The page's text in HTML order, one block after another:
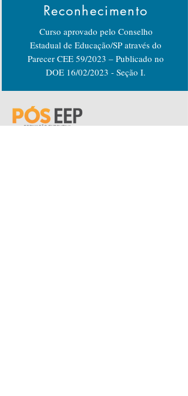
Reconhecimento
Curso aprovado pelo Conselho
Estadual de Educação/SP através do
Parecer CEE 59/2023 – Publicado no
DOE 16/02/2023 - Seção I.